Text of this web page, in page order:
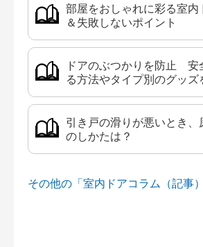
部屋をおしゃれに彩る室内
＆失敗しないポイント
ドアのぶつかりを防止 安
る方法やタイプ別のグッズ
引き戸の滑りが悪いとき、
のしかたは？
その他の「室内ドアコラム（記事